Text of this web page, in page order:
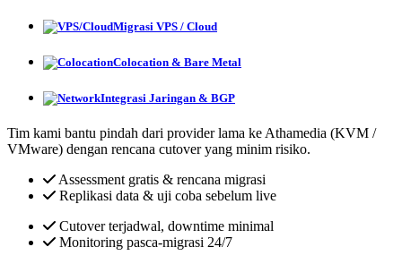
Migrasi VPS / Cloud
Colocation & Bare Metal
Integrasi Jaringan & BGP
Tim kami bantu pindah dari provider lama ke Athamedia (KVM /
VMware) dengan rencana cutover yang minim risiko.
Assessment gratis & rencana migrasi
Replikasi data & uji coba sebelum live
Cutover terjadwal, downtime minimal
Monitoring pasca-migrasi 24/7